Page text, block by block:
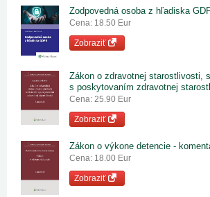
Zodpovedná osoba z hľadiska
Cena: 18.50 Eur
Zobraziť
Zákon o zdravotnej starostlivosti,
s poskytovaním zdravotnej
Cena: 25.90 Eur
Zobraziť
Zákon o výkone detencie -
Cena: 18.00 Eur
Zobraziť